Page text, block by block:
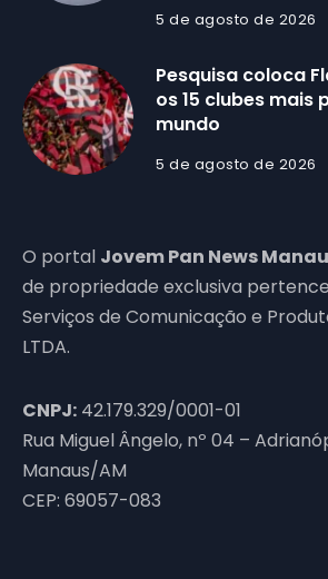
5 de agosto de 2026
Pesquisa coloca
os 15 clubes mais
mundo
5 de agosto de 2026
O portal Jovem Pan News
de propriedade exclusiva
Serviços de Comunicação e
LTDA.
CNPJ: 42.179.329/0001-01
Rua Miguel Ângelo, nº 04 –
Manaus/AM
CEP: 69057-083